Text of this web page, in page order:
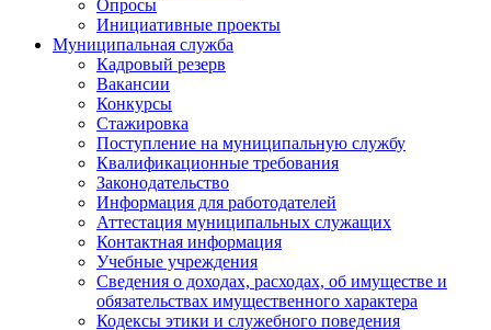
Опросы
Инициативные проекты
Муниципальная служба
Кадровый резерв
Вакансии
Конкурсы
Стажировка
Поступление на муниципальную службу
Квалификационные требования
Законодательство
Информация для работодателей
Аттестация муниципальных служащих
Контактная информация
Учебные учреждения
Сведения о доходах, расходах, об имуществе и
обязательствах имущественного характера
Кодексы этики и служебного поведения